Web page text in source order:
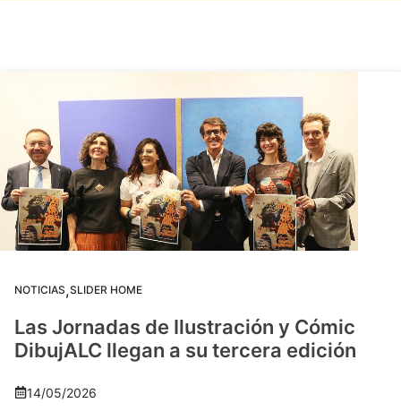
NOTICIAS,SLIDER HOME
Las Jornadas de Ilustración y Cómic
DibujALC llegan a su tercera edición
14/05/2026